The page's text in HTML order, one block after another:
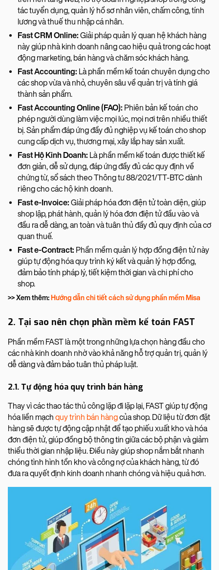
tác tuyển dụng, quản lý hồ sơ nhân viên, chấm công, tính
lương và thuế thu nhập cá nhân.
Fast CRM Online: Giải pháp quản lý quan hệ khách hàng
này giúp nhà kinh doanh nâng cao hiệu quả trong các hoạt
động marketing, bán hàng và chăm sóc khách hàng.
Fast Accounting: Là phần mềm kế toán chuyên dụng cho
các shop vừa và nhỏ, chuyên sâu về quản trị và tính giá
thành sản phẩm.
Fast Accounting Online (FAO): Phiên bản kế toán cho
phép người dùng làm việc mọi lúc, mọi nơi trên nhiều thiết
bị. Sản phẩm đáp ứng đầy đủ nghiệp vụ kế toán cho shop
cung cấp dịch vụ, thương mại, xây lắp hay sản xuất.
Fast Hộ Kinh Doanh: Là phần mềm kế toán được thiết kế
đơn giản, dễ sử dụng, đáp ứng đầy đủ các quy định về
chứng từ, sổ sách theo Thông tư 88/2021/TT-BTC dành
riêng cho các hộ kinh doanh.
Fast e-Invoice: Giải pháp hóa đơn điện tử toàn diện, giúp
shop lập, phát hành, quản lý hóa đơn điện tử đầu vào và
đầu ra dễ dàng, an toàn và tuân thủ đầy đủ quy định của cơ
quan thuế.
Fast e-Contract: Phần mềm quản lý hợp đồng điện tử này
giúp tự động hóa quy trình ký kết và quản lý hợp đồng,
đảm bảo tính pháp lý, tiết kiệm thời gian và chi phí cho
shop.
>> Xem thêm: Hướng dẫn chi tiết cách sử dụng phần mềm Misa
2. Tại sao nên chọn phần mềm kế toán FAST
Phần mềm FAST là một trong những lựa chọn hàng đầu cho
các nhà kinh doanh nhờ vào khả năng hỗ trợ quản trị, quản lý
dễ dàng và đảm bảo tuân thủ pháp luật.
2.1. Tự động hóa quy trình bán hàng
Thay vì các thao tác thủ công lặp đi lặp lại, FAST giúp tự động
hóa liền mạch quy trình bán hàngcủa shop. Dữ liệu từ đơn đặt
hàng sẽ được tự động cập nhật để tạo phiếu xuất kho và hóa
đơn điện tử, giúp đồng bộ thông tin giữa các bộ phận và giảm
thiểu thời gian nhập liệu. Điều này giúp shop nắm bắt nhanh
chóng tình hình tồn kho và công nợ của khách hàng, từ đó
đưa ra quyết định kinh doanh nhanh chóng và hiệu quả hơn.